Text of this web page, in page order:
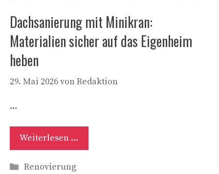
Dachsanierung mit Minikran:
Materialien sicher auf das Eigenheim
heben
29. Mai 2026vonRedaktion
…
Weiterlesen …
Kategorien
Renovierung